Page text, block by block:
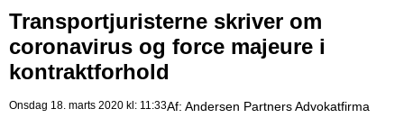
Transportjuristerne skriver om
coronavirus og force majeure i
kontraktforhold
Onsdag 18. marts 2020 kl: 11:33Af: Andersen Partners Advokatfirma